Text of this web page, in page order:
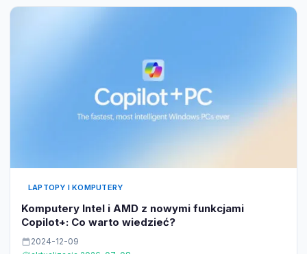
LAPTOPY I KOMPUTERY
Komputery Intel i AMD z nowymi funkcjami
Copilot+: Co warto wiedzieć?
2024-12-09